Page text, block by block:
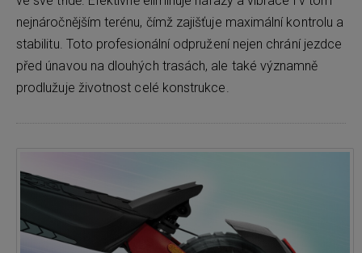
nejnáročnějším terénu, čímž zajišťuje maximální kontrolu a
stabilitu. Toto profesionální odpružení nejen chrání jezdce
před únavou na dlouhých trasách, ale také významně
prodlužuje životnost celé konstrukce.